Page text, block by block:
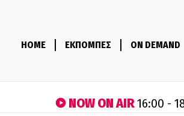
HOME ΕΚΠΟΜΠΕΣ ON DEMAND
NOW ON AIR16:00 -